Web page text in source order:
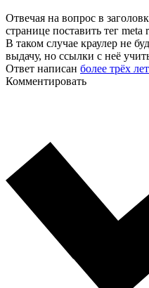
Отвечая на вопрос в
странице поставить тег meta
В таком случае краулер не
выдачу, но ссылки с неё
Ответ написан более трёх
Комментировать